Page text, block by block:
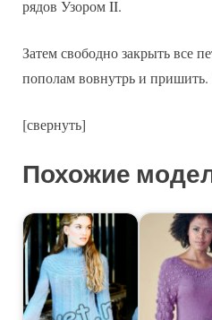
рядов Узором II.
Затем свободно закрыть все
пополам вовнутрь и пришить.
[свернуть]
Похожие